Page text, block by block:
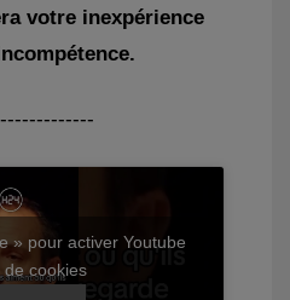
votre inexpérience
» pour activer Youtube
de cookies